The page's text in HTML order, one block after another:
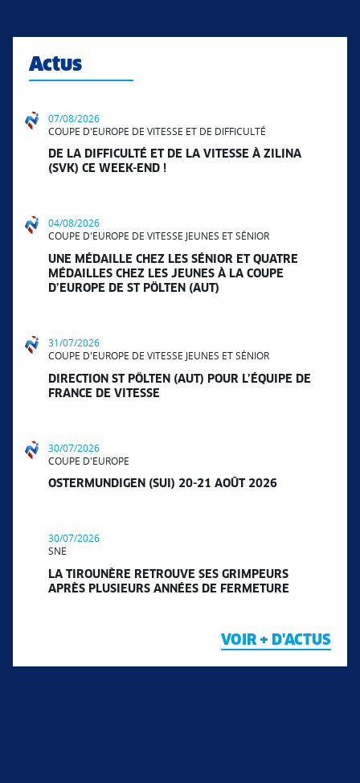
Actus
07/08/2026
COUPE D'EUROPE DE VITESSE ET DE DIFFICULTÉ
DE LA DIFFICULTÉ ET DE LA VITESSE À ZILINA
(SVK) CE WEEK-END !
04/08/2026
COUPE D'EUROPE DE VITESSE JEUNES ET SÉNIOR
UNE MÉDAILLE CHEZ LES SÉNIOR ET QUATRE
MÉDAILLES CHEZ LES JEUNES À LA COUPE
D’EUROPE DE ST PÖLTEN (AUT)
31/07/2026
COUPE D'EUROPE DE VITESSE JEUNES ET SÉNIOR
DIRECTION ST PÖLTEN (AUT) POUR L’ÉQUIPE DE
FRANCE DE VITESSE
30/07/2026
COUPE D'EUROPE
OSTERMUNDIGEN (SUI) 20-21 AOÛT 2026
30/07/2026
SNE
LA TIROUNÈRE RETROUVE SES GRIMPEURS
APRÈS PLUSIEURS ANNÉES DE FERMETURE
VOIR + D'ACTUS